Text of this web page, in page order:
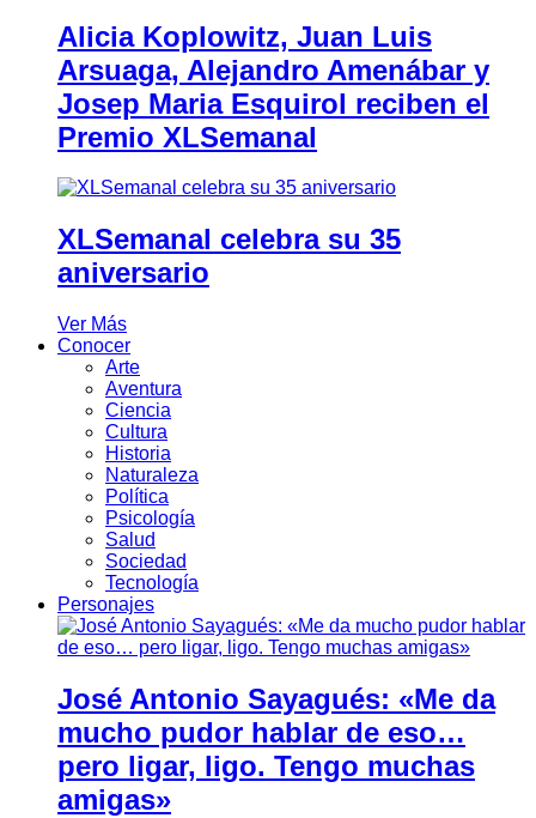
Alicia Koplowitz, Juan Luis
Arsuaga, Alejandro Amenábar y
Josep Maria Esquirol reciben el
Premio XLSemanal
XLSemanal celebra su 35
aniversario
Ver Más
Conocer
Arte
Aventura
Ciencia
Cultura
Historia
Naturaleza
Política
Psicología
Salud
Sociedad
Tecnología
Personajes
José Antonio Sayagués: «Me da
mucho pudor hablar de eso…
pero ligar, ligo. Tengo muchas
amigas»